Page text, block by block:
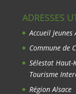
ADRESSES
Accueil Jeunes
Commune de
Sélestat Haut-
Tourisme
Région Alsace